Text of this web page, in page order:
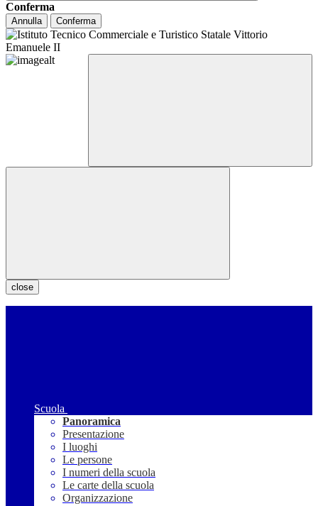
Conferma
Annulla Conferma
close
Scuola
Panoramica
Presentazione
I luoghi
Le persone
I numeri della scuola
Le carte della scuola
Organizzazione